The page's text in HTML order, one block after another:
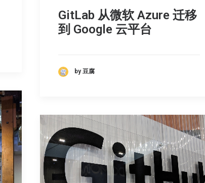
GitLab 从微软 Azure 迁移
到 Google 云平台
by 豆腐